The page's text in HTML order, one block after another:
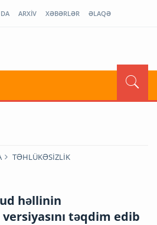
ARXİV XƏBƏRLƏR ƏLAQƏ
TƏHLÜKƏSİZLİK
həllinin
təqdim edib